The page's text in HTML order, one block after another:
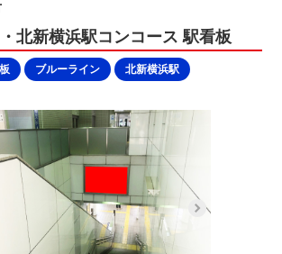
北新横浜駅コンコース 駅看板
ブルーライン 北新横浜駅